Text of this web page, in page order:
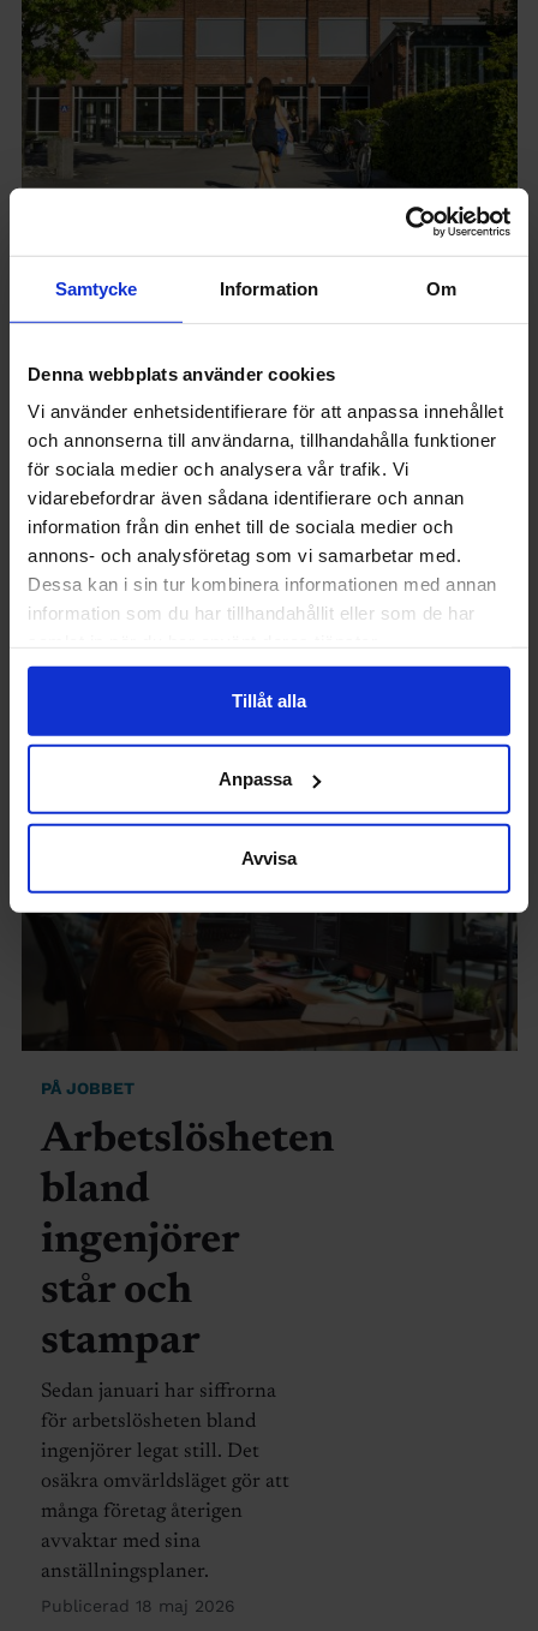
Samtycke Information Om
Denna webbplats använder cookies
Vi använder enhetsidentifierare för att anpassa innehållet
och annonserna till användarna, tillhandahålla funktioner
för sociala medier och analysera vår trafik. Vi
vidarebefordrar även sådana identifierare och annan
information från din enhet till de sociala medier och
annons- och analysföretag som vi samarbetar med.
Dessa kan i sin tur kombinera informationen med annan
information som du har tillhandahållit eller som de har
Tillåt alla
Anpassa
Avvisa
UTBILDNING
De här
har flest sökt
till i höst
Industriell ekonomi i Lund
och Kristianstads
högskoleingenjör i
datateknik finns bland de
Publicerad 19 maj 2026
PÅ JOBBET
Arbetslösheten
bland
ingenjörer
står och
stampar
Sedan januari har siffrorna
för arbetslösheten bland
ingenjörer legat still. Det
osäkra omvärldsläget gör att
många företag återigen
avvaktar med sina
anställningsplaner.
Publicerad 18 maj 2026